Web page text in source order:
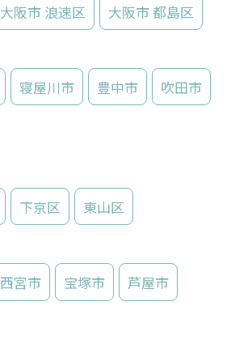
大阪市 浪速区 大阪市 都島区
寝屋川市 豊中市 吹田市
下京区 東山区
西宮市 宝塚市 芦屋市